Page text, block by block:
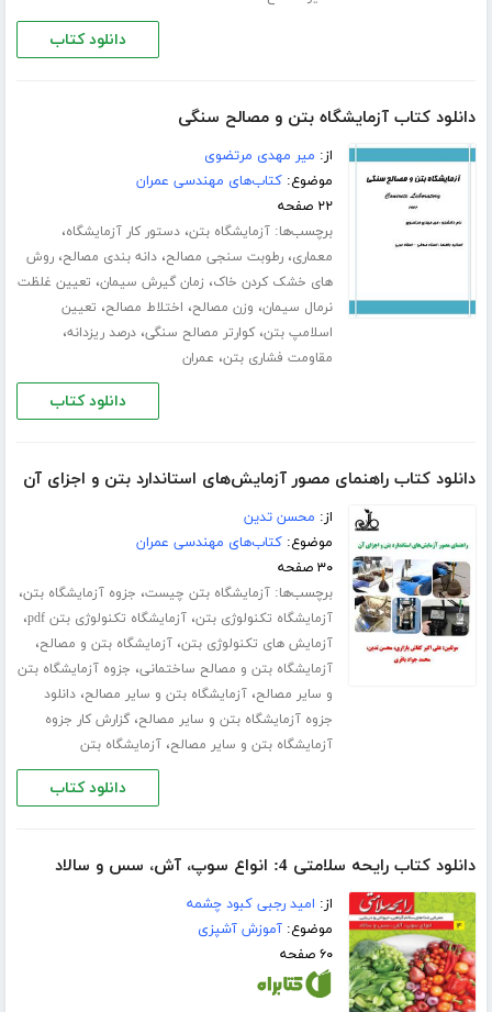
دانلود کتاب
دانلود کتاب آزمایشگاه بتن و مصالح سنگی
از: میر مهدی مرتضوی
موضوع:کتاب‌های مهندسی عمران
۲۲ صفحه
برچسب‌ها:آزمایشگاه بتن،دستور کار آزمایشگاه،
معماری،رطوبت سنجی مصالح،دانه بندی مصالح،روش
های خشک کردن خاک، زمان گیرش سیمان، تعیین غلظت
نرمال سیمان، وزن مصالح، اختلاط مصالح، تعیین
اسلامپ بتن،کوارتر مصالح سنگی،درصد ریزدانه،
مقاومت فشاری بتن، عمران
دانلود کتاب
دانلود کتاب راهنمای مصور آزمایش‌های استاندارد بتن و اجزای آن
از: محسن تدین
موضوع:کتاب‌های مهندسی عمران
۳۰ صفحه
برچسب‌ها:آزمایشگاه بتن چیست، جزوه آزمایشگاه بتن،
آزمایشگاه تکنولوژی بتن،آزمایشگاه تکنولوژی بتن pdf ،
آزمایش های تکنولوژی بتن،آزمایشگاه بتن و مصالح،
آزمایشگاه بتن و مصالح ساختمانی، جزوه آزمایشگاه بتن
و سایر مصالح،آزمایشگاه بتن و سایر مصالح،دانلود
جزوه آزمایشگاه بتن و سایر مصالح،گزارش کار جزوه
آزمایشگاه بتن و سایر مصالح،آزمایشگاه بتن
دانلود کتاب
دانلود کتاب رایحه سلامتی 4: انواع سوپ، آش، سس و سالاد
از: امید رجبی کبود چشمه
موضوع:آموزش آشپزی
۶۰ صفحه